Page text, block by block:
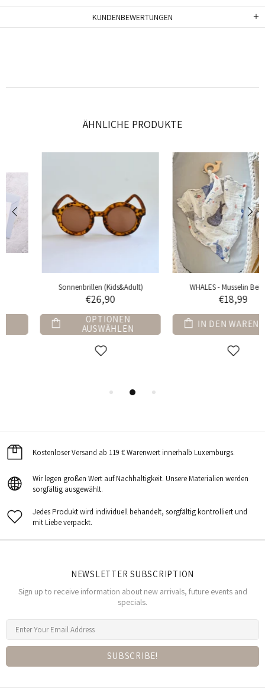
KUNDENBEWERTUNGEN
ÄHNLICHE PRODUKTE
WHALES - Musselin Beißring
€18,99
IN DEN WARENKORB
FOREST ANIMALS - Musselin
€18,99
IN DEN WARENKORB
Wir legen großen Wert auf Nachhaltigkeit. Unsere Materialien werden
Jedes Produkt wird individuell behandelt, sorgfältig kontrolliert und
Sign up to receive information about new arrivals, future events and